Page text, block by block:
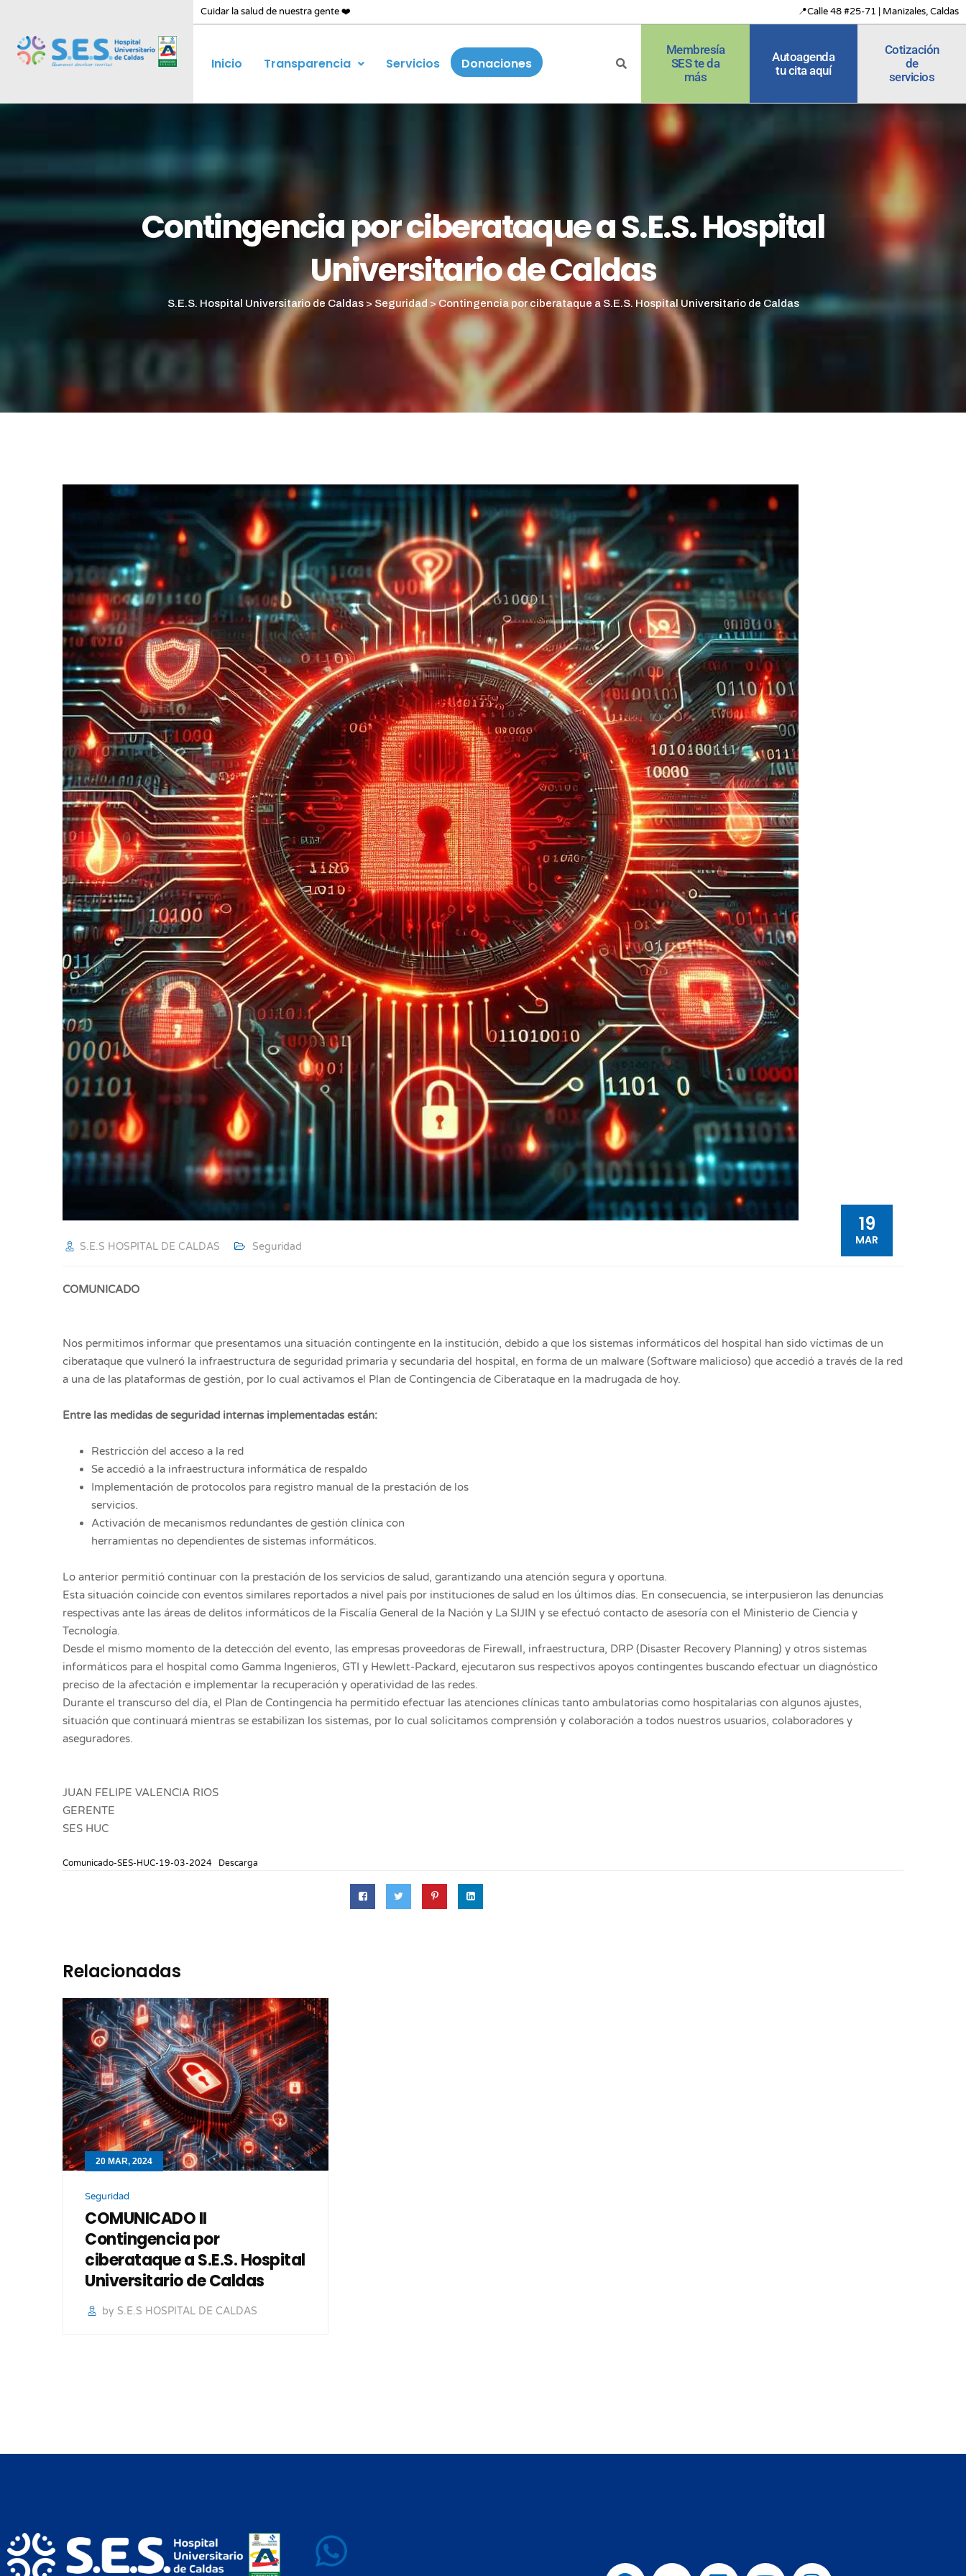
Cuidar la salud de nuestra gente ❤️ 📍Calle 48 #25-71 | Manizales, Caldas
Inicio Transparencia Servicios Donaciones
Membresía
SES te da
más
Autoagenda
tu cita aquí
Cotización
de
servicios
Contingencia por ciberataque a S.E.S. Hospital
Universitario de Caldas
S.E.S. Hospital Universitario de Caldas> Seguridad >Contingencia por ciberataque a S.E.S. Hospital Universitario de Caldas
19
MAR
S.E.S HOSPITAL DE CALDAS Seguridad
COMUNICADO
Nos permitimos informar que presentamos una situación contingente en la institución, debido a que los sistemas informáticos del hospital han sido víctimas de un
ciberataque que vulneró la infraestructura de seguridad primaria y secundaria del hospital, en forma de un malware (Software malicioso) que accedió a través de la red
a una de las plataformas de gestión, por lo cual activamos el Plan de Contingencia de Ciberataque en la madrugada de hoy.
Entre las medidas de seguridad internas implementadas están:
Restricción del acceso a la red
Se accedió a la infraestructura informática de respaldo
Implementación de protocolos para registro manual de la prestación de los
servicios.
Activación de mecanismos redundantes de gestión clínica con
herramientas no dependientes de sistemas informáticos.
Lo anterior permitió continuar con la prestación de los servicios de salud, garantizando una atención segura y oportuna.
Esta situación coincide con eventos similares reportados a nivel país por instituciones de salud en los últimos días. En consecuencia, se interpusieron las denuncias
respectivas ante las áreas de delitos informáticos de la Fiscalía General de la Nación y La SIJIN y se efectuó contacto de asesoría con el Ministerio de Ciencia y
Tecnología.
Desde el mismo momento de la detección del evento, las empresas proveedoras de Firewall, infraestructura, DRP (Disaster Recovery Planning) y otros sistemas
informáticos para el hospital como Gamma Ingenieros, GTI y Hewlett-Packard, ejecutaron sus respectivos apoyos contingentes buscando efectuar un diagnóstico
preciso de la afectación e implementar la recuperación y operatividad de las redes.
Durante el transcurso del día, el Plan de Contingencia ha permitido efectuar las atenciones clínicas tanto ambulatorias como hospitalarias con algunos ajustes,
situación que continuará mientras se estabilizan los sistemas, por lo cual solicitamos comprensión y colaboración a todos nuestros usuarios, colaboradores y
aseguradores.
JUAN FELIPE VALENCIA RIOS
GERENTE
SES HUC
Comunicado-SES-HUC-19-03-2024 Descarga
Relacionadas
20 MAR, 2024
Seguridad
COMUNICADO II
Contingencia por
ciberataque a S.E.S. Hospital
Universitario de Caldas
by S.E.S HOSPITAL DE CALDAS